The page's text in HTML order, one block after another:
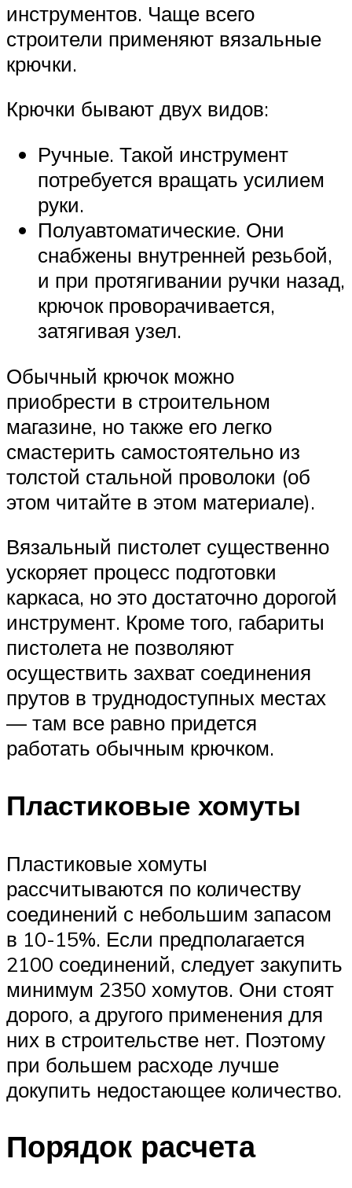
инструментов. Чаще всего
строители применяют вязальные
крючки.
Крючки бывают двух видов:
Ручные. Такой инструмент
потребуется вращать усилием
руки.
Полуавтоматические. Они
снабжены внутренней резьбой,
и при протягивании ручки назад,
крючок проворачивается,
затягивая узел.
Обычный крючок можно
приобрести в строительном
магазине, но также его легко
смастерить самостоятельно из
толстой стальной проволоки (об
этом читайте в этом материале).
Вязальный пистолет существенно
ускоряет процесс подготовки
каркаса, но это достаточно дорогой
инструмент. Кроме того, габариты
пистолета не позволяют
осуществить захват соединения
прутов в труднодоступных местах
— там все равно придется
работать обычным крючком.
Пластиковые хомуты
Пластиковые хомуты
рассчитываются по количеству
соединений с небольшим запасом
в 10-15%. Если предполагается
2100 соединений, следует закупить
минимум 2350 хомутов. Они стоят
дорого, а другого применения для
них в строительстве нет. Поэтому
при большем расходе лучше
докупить недостающее количество.
Порядок расчета